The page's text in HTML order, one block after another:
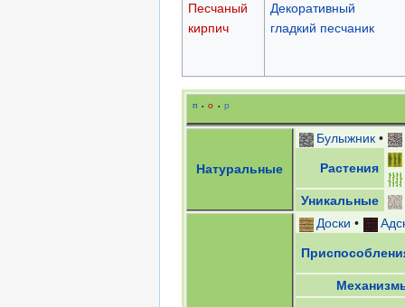
Песчаный
кирпич
Декоративный
гладкий песчаник
п • о • р
Натуральные
Булыжник •
Растения
Уникальные
Доски •